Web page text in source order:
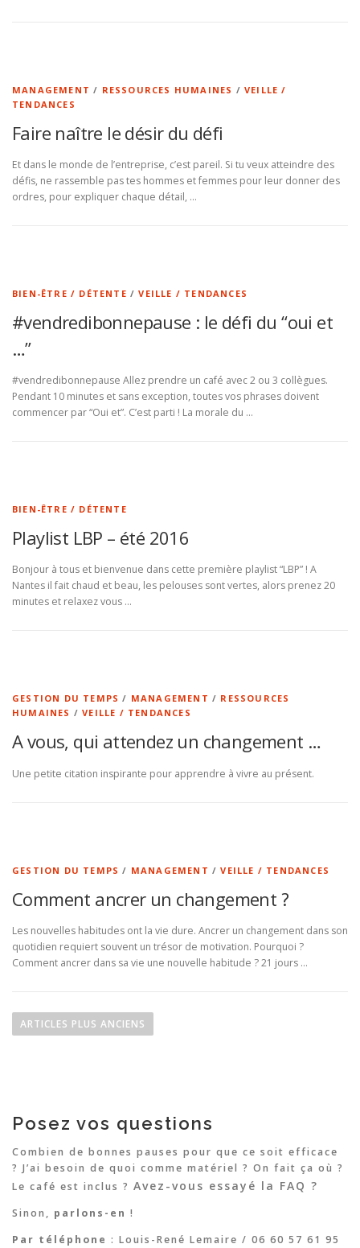
MANAGEMENT / RESSOURCES HUMAINES /VEILLE /
TENDANCES
Faire naître le désir du défi
Et dans le monde de l’entreprise, c’est pareil. Si tu veux atteindre des
défis, ne rassemble pas tes hommes et femmes pour leur donner des
ordres, pour expliquer chaque détail, …
BIEN-ÊTRE / DÉTENTE /VEILLE / TENDANCES
#vendredibonnepause : le défi du “oui et
…”
#vendredibonnepause Allez prendre un café avec 2 ou 3 collègues.
Pendant 10 minutes et sans exception, toutes vos phrases doivent
commencer par “Oui et”. C’est parti ! La morale du …
BIEN-ÊTRE / DÉTENTE
Playlist LBP – été 2016
Bonjour à tous et bienvenue dans cette première playlist “LBP” ! A
Nantes il fait chaud et beau, les pelouses sont vertes, alors prenez 20
minutes et relaxez vous …
GESTION DU TEMPS / MANAGEMENT / RESSOURCES
HUMAINES /VEILLE / TENDANCES
A vous, qui attendez un changement …
Une petite citation inspirante pour apprendre à vivre au présent.
GESTION DU TEMPS / MANAGEMENT /VEILLE / TENDANCES
Comment ancrer un changement ?
Les nouvelles habitudes ont la vie dure. Ancrer un changement dans son
quotidien requiert souvent un trésor de motivation. Pourquoi ?
Comment ancrer dans sa vie une nouvelle habitude ? 21 jours …
a
t
i
o
n
d
e
ARTICLES PLUS ANCIENS
Posez vos questions
Combien de bonnes pauses pour que ce soit efficace
? J’ai besoin de quoi comme matériel ? On fait ça où ?
Le café est inclus ? Avez-vous essayé la FAQ ?
Sinon, parlons-en !
Par téléphone : Louis-René Lemaire / 06 60 57 61 95